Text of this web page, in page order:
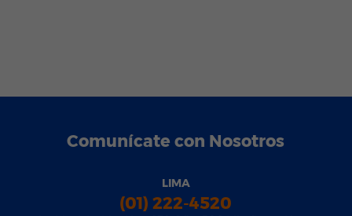
Comunícate con Nosotros
LIMA
(01) 222-4520